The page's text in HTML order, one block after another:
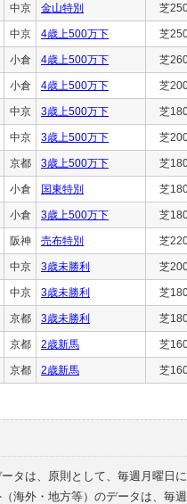
中京 金山特別 芝
中京 4歳上500万下 芝
小倉 4歳上500万下 芝
小倉 4歳上500万下 芝
中京 3歳上500万下 芝
中京 3歳上500万下 芝
京都 3歳上500万下 芝
小倉 国東特別 芝
小倉 3歳上500万下 芝
阪神 売布特別 芝
中京 3歳未勝利 芝
中京 3歳未勝利 芝
京都 3歳未勝利 芝
京都 2歳新馬 芝
京都 2歳新馬 芝
タは、原則として、毎週月曜日
海外・地方等）のデータは、毎